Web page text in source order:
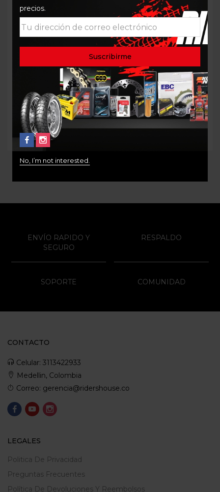
FILTRO ACEITE BMW
F650GS
MONOCILINDRICA
$78.000
FILTRO ACEITE DUCATI
MOSTER-SCRAMBLER
PF153
$60.000
precios.
No, I’m not interested.
ENVÍO RAPIDO Y
SEGURO
RESPALDO
SOPORTE COMUNIDAD
CONTACTO
Celular: 3113422933
Medellin, Colombia
Correo: gerencia@ridershouse.co
LEGALES
Politica De Privacidad
Preguntas Frecuentes
Política De Devoluciones Y Reembolsos